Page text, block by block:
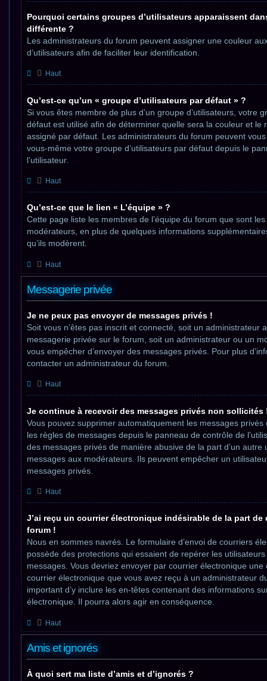
Pourquoi certains groupes d’utilisateurs apparaissent
différente ?
Les administrateurs du forum peuvent assigner une couleur
d’utilisateurs afin de faciliter leur identification.
Haut
Qu’est-ce qu’un « groupe d’utilisateurs par défaut » ?
Si vous êtes membre de plus d’un groupe d’utilisateurs, votre
défaut est utilisé afin de déterminer quelle sera la couleur et le
assigné par défaut. Les administrateurs du forum peuvent
vous-même votre groupe d’utilisateurs par défaut depuis le
l’utilisateur.
Haut
Qu’est-ce que le lien « L’équipe » ?
Cette page liste les membres de l’équipe du forum que sont
modérateurs, en plus de quelques informations
qu’ils modèrent.
Haut
Messagerie privée
Je ne peux pas envoyer de messages privés !
Soit vous n’êtes pas inscrit et connecté, soit un administrateur
messagerie privée sur le forum, soit un administrateur ou un
vous empêcher d’envoyer des messages privés. Pour plus
contacter un administrateur du forum.
Haut
Je continue à recevoir des messages privés non sollicités
Vous pouvez supprimer automatiquement les messages privés
les règles de messages depuis le panneau de contrôle de
des messages privés de manière abusive de la part d’un autre
messages aux modérateurs. Ils peuvent empêcher un
messages privés.
Haut
J’ai reçu un courrier électronique indésirable de la part de
forum !
Nous en sommes navrés. Le formulaire d’envoi de courriers
possède des protections qui essaient de repérer les
messages. Vous devriez envoyer par courrier électronique une
courrier électronique que vous avez reçu à un administrateur
important d’y inclure les en-têtes contenant des informations
électronique. Il pourra alors agir en conséquence.
Haut
Amis et ignorés
À quoi sert ma liste d’amis et d’ignorés ?